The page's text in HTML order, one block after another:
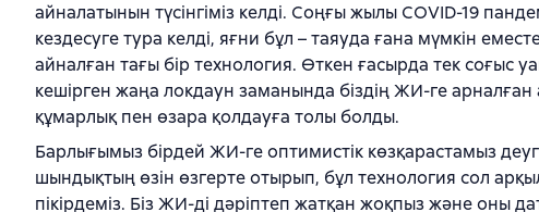
айналатынын түсінгіміз келді. Соңғы жылы COVID-19
кездесуге тура келді, яғни бұл – таяуда ғана мүмкін
айналған тағы бір технология. Өткен ғасырда тек соғыс
кешірген жаңа локдаун заманында біздің ЖИ-ге
құмарлық пен өзара қолдауға толы болды.
Барлығымыз бірдей ЖИ-ге оптимистік көзқарастамыз
шындықтың өзін өзгерте отырып, бұл технология сол
пікірдеміз. Біз ЖИ-ді дәріптеп жатқан жоқпыз және оны